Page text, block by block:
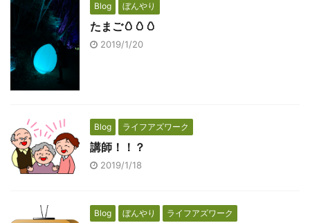
Blog ぼんやり
たまご🥚🥚🥚
2019/1/20
Blog ライフアズワーク
講師！！？
2019/1/18
Blog ぼんやり ライフアズワーク